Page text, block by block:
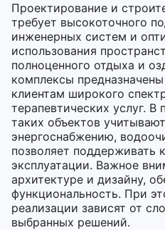
Проектирование и
требует высокоточного
инженерных систем и
использования
полноценного отдыха и
комплексы
клиентам широкого
терапевтических услуг. В
таких объектов
энергоснабжению,
позволяет поддерживать
эксплуатации. Важное
архитектуре и дизайну,
функциональность. При
реализации зависят от
выбранных решений.